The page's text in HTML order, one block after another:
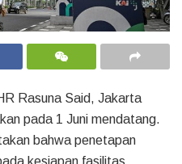
Rasuna Said, Jakarta
pada 1 Juni mendatang.
bahwa penetapan
kesiapan fasilitas